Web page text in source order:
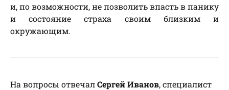
и, по возможности, не позволить впасть в панику
и состояние страха своим близким и
окружающим.
На вопросы отвечалСергей Иванов, специалист